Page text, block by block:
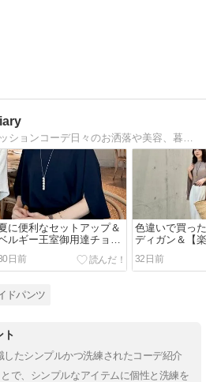
４０代のための流行ファッションコーデ日々のお洒落や美容、暮らし、家族についてなど
に便利なセットアップ＆
ルギー王室御用達チョコ
レート
日前
色違いで買っ
ディガン＆【
お気に入りア
ち
32日前
ドパンツ
ト
したシンプルかつ洗練されたコーデ紹介
で、シンプルなアイテムに個性と洗練を